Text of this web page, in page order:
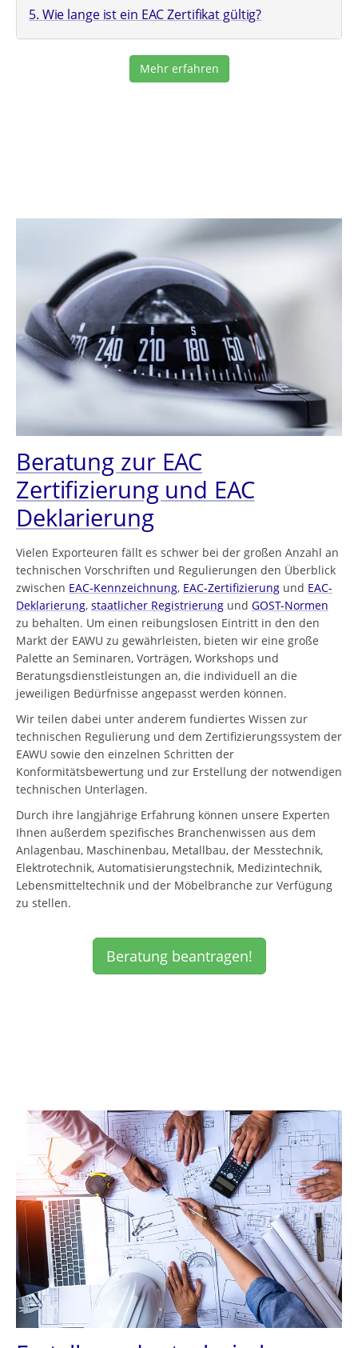
5. Wie lange ist ein EAC Zertifikat gültig?
Mehr erfahren
Beratung zur EAC
Zertifizierung und EAC
Deklarierung
Vielen Exporteuren fällt es schwer bei der großen Anzahl an
technischen Vorschriften und Regulierungen den Überblick
zwischen EAC-Kennzeichnung, EAC-Zertifizierung und EAC-
Deklarierung, staatlicher Registrierung und GOST-Normen
zu behalten. Um einen reibungslosen Eintritt in den den
Markt der EAWU zu gewährleisten, bieten wir eine große
Palette an Seminaren, Vorträgen, Workshops und
Beratungsdienstleistungen an, die individuell an die
jeweiligen Bedürfnisse angepasst werden können.
Wir teilen dabei unter anderem fundiertes Wissen zur
technischen Regulierung und dem Zertifizierungssystem der
EAWU sowie den einzelnen Schritten der
Konformitätsbewertung und zur Erstellung der notwendigen
technischen Unterlagen.
Durch ihre langjährige Erfahrung können unsere Experten
Ihnen außerdem spezifisches Branchenwissen aus dem
Anlagenbau, Maschinenbau, Metallbau, der Messtechnik,
Elektrotechnik, Automatisierungstechnik, Medizintechnik,
Lebensmitteltechnik und der Möbelbranche zur Verfügung
zu stellen.
Beratung beantragen!